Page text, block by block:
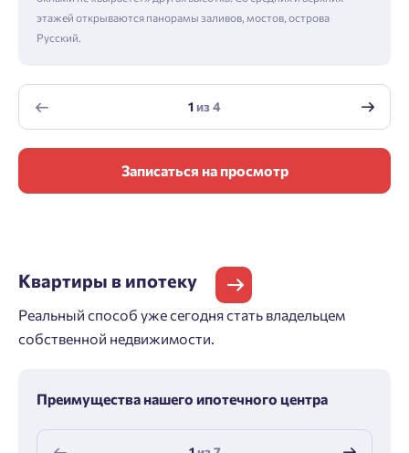
этажей открываются панорамы заливов, мостов, острова
Русский.
1из4
Записаться на просмотр
Квартиры в ипотеку
Реальный способ уже сегодня стать владельцем
собственной недвижимости.
Преимущества нашего ипотечного центра